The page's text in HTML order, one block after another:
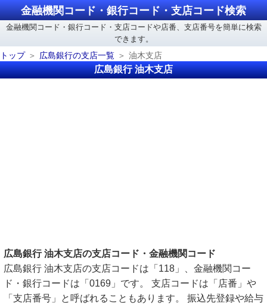
金融機関コード・銀行コード・支店コード検索
金融機関コード・銀行コード・支店コードや店番、支店番号を簡単に検索
できます。
トップ
広島銀行の支店一覧 油木支店
広島銀行 油木支店
広島銀行 油木支店の支店コード・金融機関コード
広島銀行 油木支店の支店コードは「118」、金融機関コー
ド・銀行コードは「0169」です。 支店コードは「店番」や
「支店番号」と呼ばれることもあります。 振込先登録や給与